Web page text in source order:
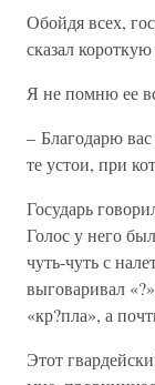
Обойдя всех,
сказал короткую
Я не помню ее
– Благодарю
те устои, при
Государь
Голос у него
чуть-чуть с
выговаривал
«кр?пла», а
Этот